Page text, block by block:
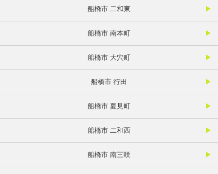
船橋市 二和東
船橋市 南本町
船橋市 大穴町
船橋市 行田
船橋市 夏見町
船橋市 二和西
船橋市 南三咲